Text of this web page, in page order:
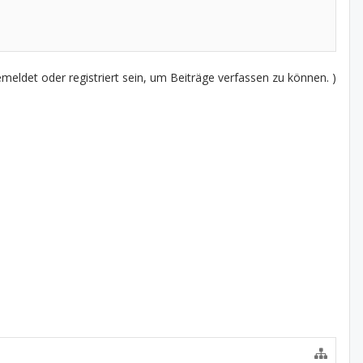
oder registriert sein, um Beiträge verfassen zu können. )